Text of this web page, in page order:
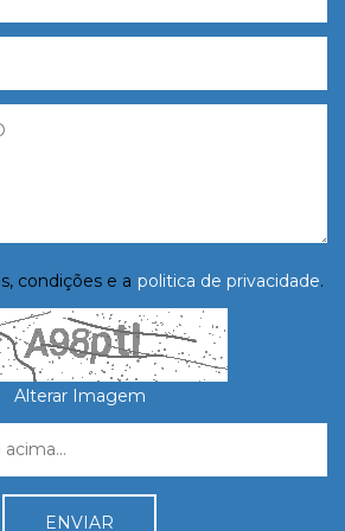
condições e a politica de privacidade.
Alterar Imagem